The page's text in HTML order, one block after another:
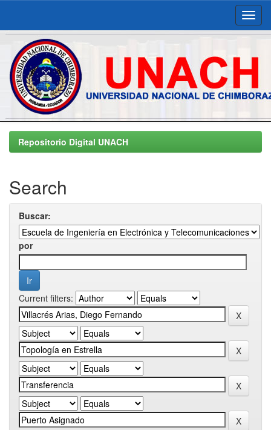
Skip
navigationRepositorio Digital UNACH
Search
Buscar:
por
Current filters: